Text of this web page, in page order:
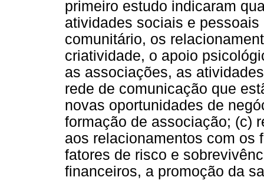
primeiro estudo indicaram
atividades sociais e
comunitário, os
criatividade, o apoio
as associações, as
rede de comunicação que
novas oportunidades de
formação de associação; (c)
aos relacionamentos com os
fatores de risco e
financeiros, a promoção da